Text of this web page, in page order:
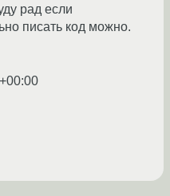
рад если
писать код можно.